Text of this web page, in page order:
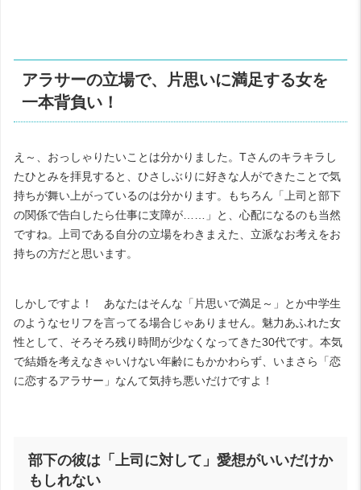
アラサーの立場で、片思いに満足する女を
一本背負い！
え～、おっしゃりたいことは分かりました。Tさんのキラキラし
たひとみを拝見すると、ひさしぶりに好きな人ができたことで気
持ちが舞い上がっているのは分かります。もちろん「上司と部下
の関係で告白したら仕事に支障が……」と、心配になるのも当然
ですね。上司である自分の立場をわきまえた、立派なお考えをお
持ちの方だと思います。
しかしですよ！ あなたはそんな「片思いで満足～」とか中学生
のようなセリフを言ってる場合じゃありません。魅力あふれた女
性として、そろそろ残り時間が少なくなってきた30代です。本気
で結婚を考えなきゃいけない年齢にもかかわらず、いまさら「恋
に恋するアラサー」なんて気持ち悪いだけですよ！
部下の彼は「上司に対して」愛想がいいだけか
もしれない